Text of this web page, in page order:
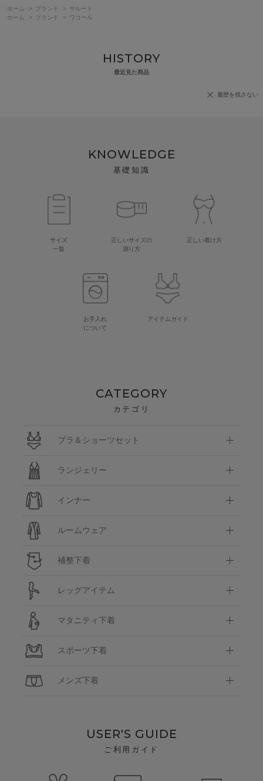
ホーム > ブランド >
サルート
ホーム
> ブランド > ワコール
HISTORY
最近見た商品
履歴を残さない
KNOWLEDGE
基礎知識
サイズ
一覧
正しいサイズの
測り方
正しい着け方
お手入れ
について
アイテムガイド
CATEGORY
カテゴリ
ブラ＆ショーツセット
ランジェリー
インナー
ルームウェア
補整下着
レッグアイテム
マタニティ下着
スポーツ下着
メンズ下着
USER'S GUIDE
ご利用ガイド